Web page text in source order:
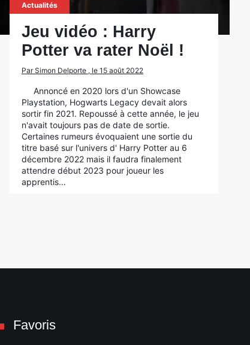
Actualités
Jeu vidéo : Harry
Potter va rater Noël !
Par Simon Delporte , le 15 août 2022
Annoncé en 2020 lors d'un Showcase
Playstation, Hogwarts Legacy devait alors
sortir fin 2021. Repoussé à cette année, le jeu
n'avait toujours pas de date de sortie.
Certaines rumeurs évoquaient une sortie du
titre basé sur l'univers d' Harry Potter au 6
décembre 2022 mais il faudra finalement
attendre début 2023 pour joueur les
apprentis…
Favoris